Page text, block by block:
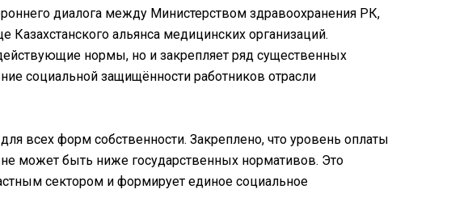
диалога между Министерством здравоохранения РК,
альянса медицинских организаций.
нормы, но и закрепляет ряд существенных
социальной защищённости работников отрасли
всех форм собственности. Закреплено, что уровень оплаты
может быть ниже государственных нормативов. Это
сектором и формирует единое социальное